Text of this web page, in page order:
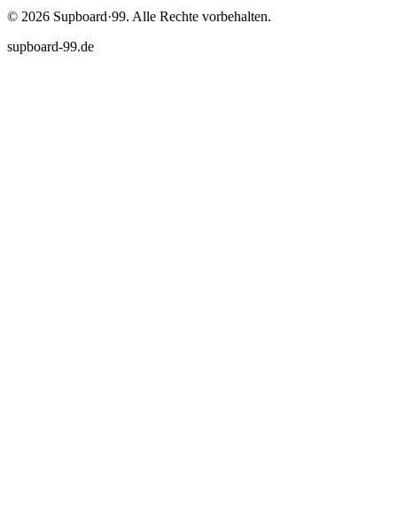
© 2026 Supboard·99. Alle Rechte vorbehalten.
supboard-99.de